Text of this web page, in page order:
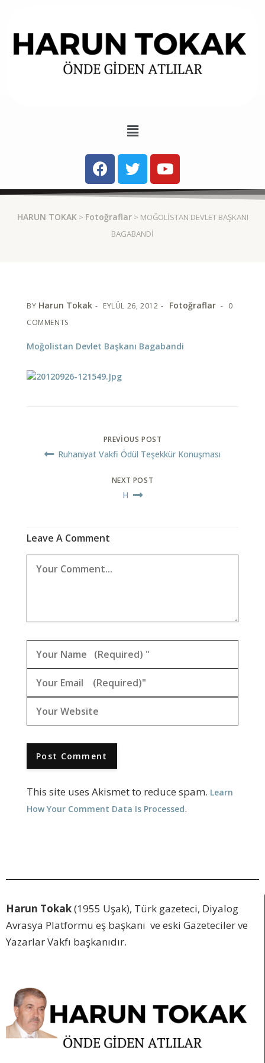
HARUN TOKAK > Fotoğraflar> MOĞOLISTAN DEVLET BAŞKANI
BAGABANDI
BY Harun Tokak EYLÜL 26, 2012 Fotoğraflar
0
COMMENTS
Moğolistan Devlet Başkanı Bagabandi
PREVIOUS POST
Ruhaniyat Vakfi Ödül Teşekkür Konuşması
NEXT POST
H
Leave A Comment
This site uses Akismet to reduce spam. Learn
How Your Comment Data Is Processed.
Harun Tokak(1955 Uşak), Türk gazeteci, Diyalog
Avrasya Platformu eş başkanı ve eski Gazeteciler ve
Yazarlar Vakfı başkanıdır.